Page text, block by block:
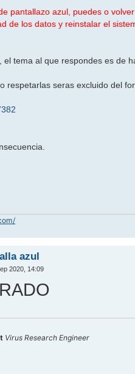
pantallazo azul, puedes o
de los datos y reinstalar el
el tema al que respondes es de
respetarlas seras excluido del
azul
2020, 14:09
Virus Research Engineer